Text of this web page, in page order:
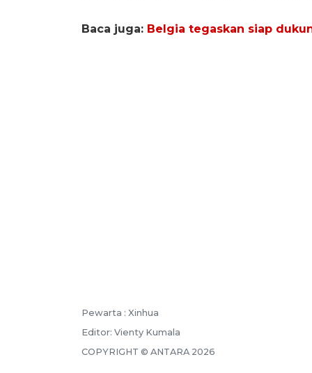
Baca juga: Belgia tegaskan siap
Pewarta : Xinhua
Editor: Vienty Kumala
COPYRIGHT © ANTARA 2026